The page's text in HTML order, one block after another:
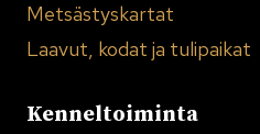
Metsästyskartat
Laavut, kodat ja tulipaikat
Kenneltoiminta